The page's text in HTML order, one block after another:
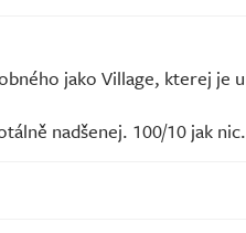
jako Village, kterej je u
nadšenej. 100/10 jak nic.